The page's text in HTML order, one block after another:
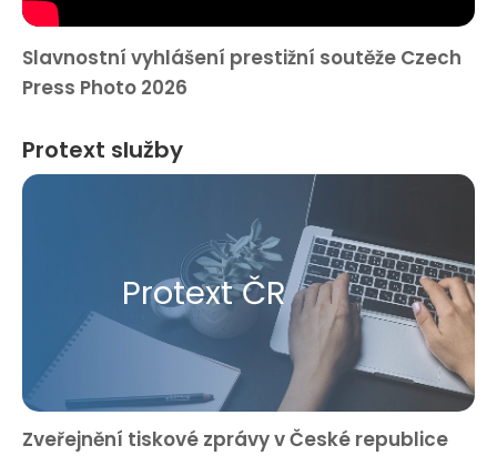
Slavnostní vyhlášení prestižní soutěže Czech
Press Photo 2026
Protext služby
Protext ČR
Zveřejnění tiskové zprávy v České republice